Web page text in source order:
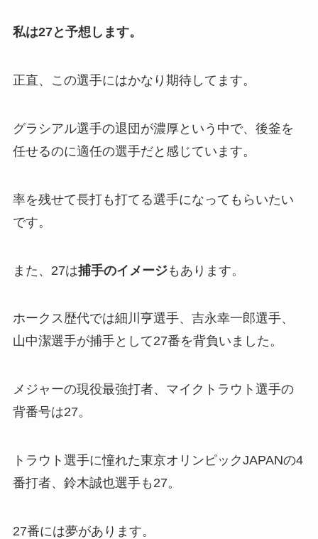
私は27と予想します。
正直、この選手にはかなり期待してます。
グラシアル選手の退団が濃厚という中で、後釜を
任せるのに適任の選手だと感じています。
率を残せて長打も打てる選手になってもらいたい
です。
また、27は捕手のイメージもあります。
ホークス歴代では細川亨選手、吉永幸一郎選手、
山中潔選手が捕手として27番を背負いました。
メジャーの現役最強打者、マイクトラウト選手の
背番号は27。
トラウト選手に憧れた東京オリンピックJAPANの4
番打者、鈴木誠也選手も27。
27番には夢があります。